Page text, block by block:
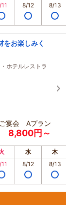
8/12 8/13
をお楽しみく
ホテルレストラ
ご宴会 Aプラン
8,800円～
水
木
8/12 8/13